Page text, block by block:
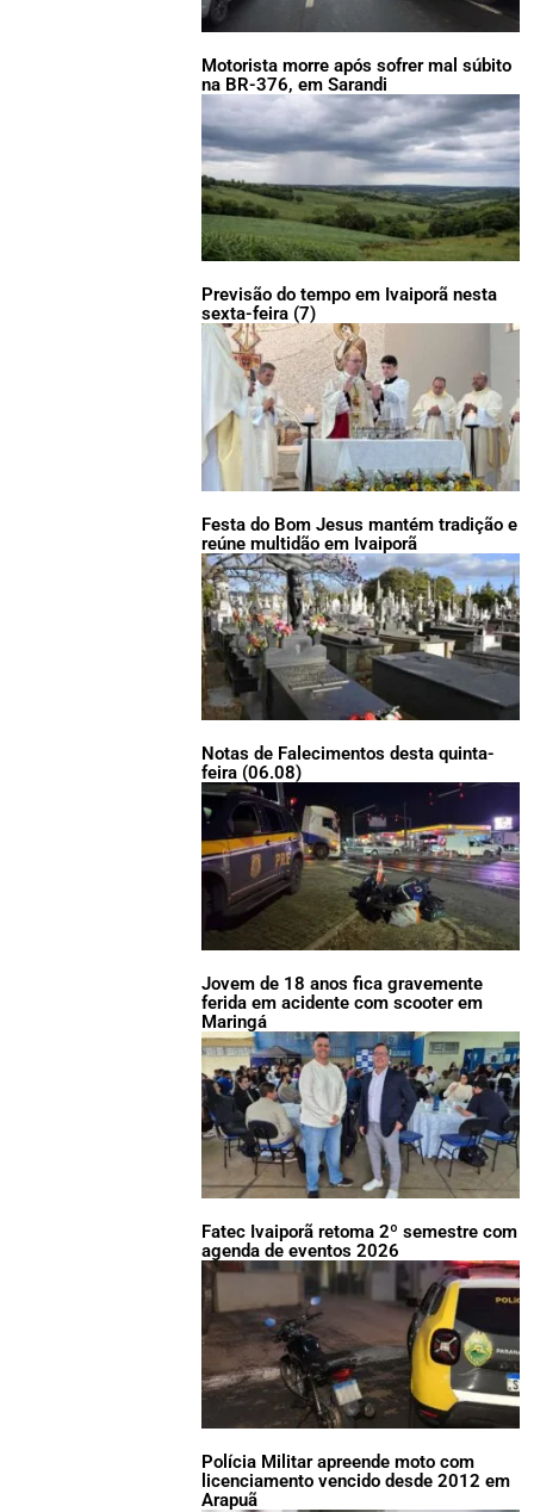
Motorista morre após sofrer mal súbito
na BR-376, em Sarandi
Previsão do tempo em Ivaiporã nesta
sexta-feira (7)
Festa do Bom Jesus mantém tradição e
reúne multidão em Ivaiporã
Notas de Falecimentos desta quinta-
feira (06.08)
Jovem de 18 anos fica gravemente
ferida em acidente com scooter em
Maringá
Fatec Ivaiporã retoma 2º semestre com
agenda de eventos 2026
Polícia Militar apreende moto com
licenciamento vencido desde 2012 em
Arapuã